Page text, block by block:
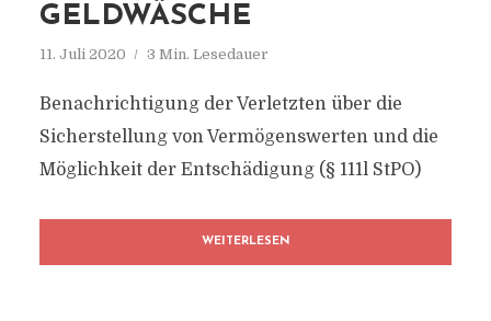
GELDWÄSCHE
11. Juli 2020 3 Min. Lesedauer
Benachrichtigung der Verletzten über die
Sicherstellung von Vermögenswerten und die
Möglichkeit der Entschädigung (§ 111l StPO)
WEITERLESEN